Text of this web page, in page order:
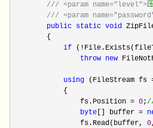
/// <param name="level">
/// <param
public static void
        {
if (!
throw new
using (FileStream fs
            {
                fs.Position
= 0;
byte [] buffer =
                fs.Read(buffer,
0